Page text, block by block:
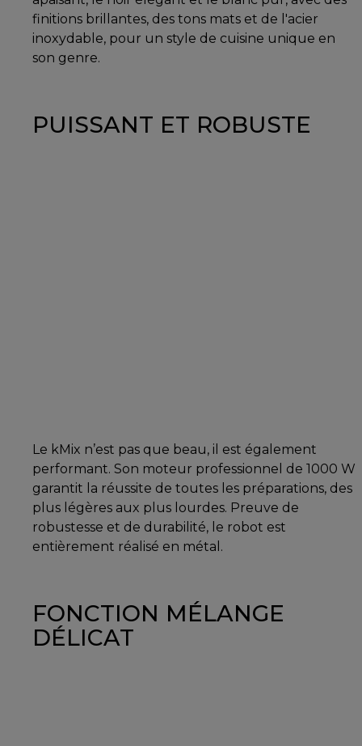
finitions brillantes, des tons mats et de l'acier
inoxydable, pour un style de cuisine unique en
son genre.
PUISSANT ET ROBUSTE
Le kMix n’est pas que beau, il est également
performant. Son moteur professionnel de 1000 W
garantit la réussite de toutes les préparations, des
plus légères aux plus lourdes. Preuve de
robustesse et de durabilité, le robot est
entièrement réalisé en métal.
FONCTION MÉLANGE
DÉLICAT